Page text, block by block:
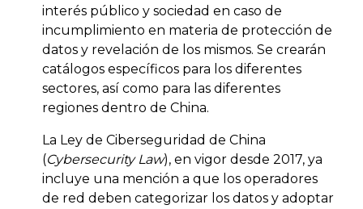
interés público y sociedad en caso de
incumplimiento en materia de protección de
datos y revelación de los mismos. Se crearán
catálogos específicos para los diferentes
sectores, así como para las diferentes
regiones dentro de China.
La Ley de Ciberseguridad de China
(Cybersecurity Law), en vigor desde 2017, ya
incluye una mención a que los operadores
de red deben categorizar los datos y adoptar